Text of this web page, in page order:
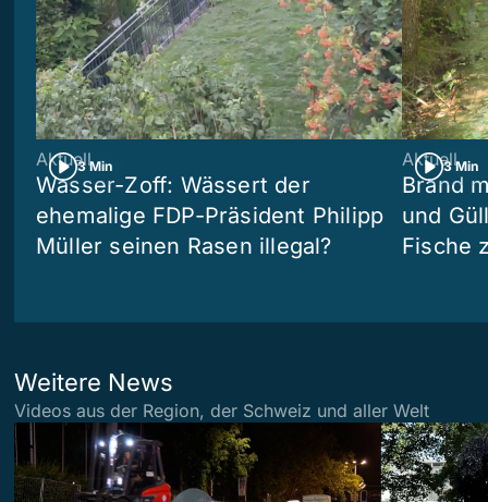
3 Min
Aktuell
Wasser-Zoff: Wässert der
ehemalige FDP-Präsident Philipp
Müller seinen Rasen illegal?
3 Min
Aktuell
Brand
und
Fische
Weitere News
Videos aus der Region, der Schweiz und aller Welt